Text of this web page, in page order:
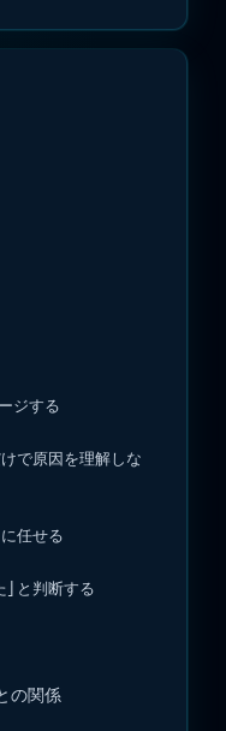
ジする
で原因を理解しな
任せる
と判断する
の関係